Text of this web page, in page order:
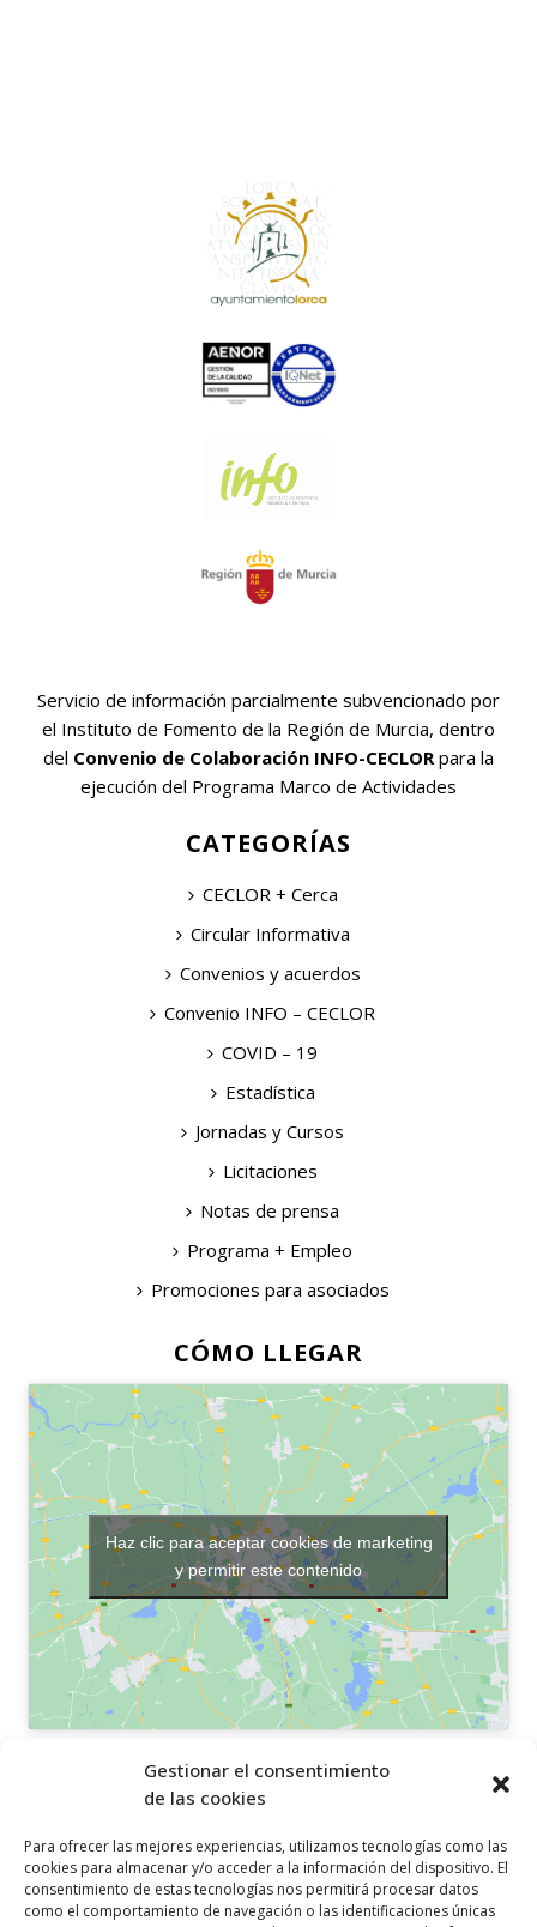
Gestionar el consentimiento
de las cookies
Para ofrecer las mejores experiencias, utilizamos tecnologías como las
cookies para almacenar y/o acceder a la información del dispositivo. El
consentimiento de estas tecnologías nos permitirá procesar datos
como el comportamiento de navegación o las identificaciones únicas
Servicio de información parcialmente subvencionado por
el Instituto de Fomento de la Región de Murcia, dentro
del Convenio de Colaboración INFO-CECLOR para la
ejecución del Programa Marco de Actividades
CATEGORÍAS
CECLOR + Cerca
Circular Informativa
Convenios y acuerdos
Convenio INFO – CECLOR
COVID – 19
Estadística
Jornadas y Cursos
Licitaciones
Notas de prensa
Programa + Empleo
Promociones para asociados
CÓMO LLEGAR
Haz clic para aceptar cookies de marketing
y permitir este contenido
OTROS ENLACES
Política de cookies
Aviso legal